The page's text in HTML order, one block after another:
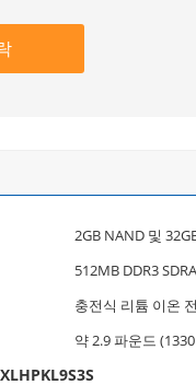
2GB NAND 및
512MB DDR3
충전식 리튬 이온
약 2.9 파운드